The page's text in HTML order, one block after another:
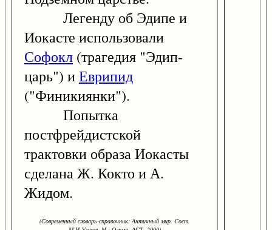
Легенду об Эдипе и
Иокасте использовали
Софокл (трагедия "Эдип-
царь") иЕврипид
("Финикиянки").
Попытка
постфрейдистской
трактовки образа Иокасты
сделана Ж. Кокто и А.
Жидом.
(Современный словарь-справочник: Античный мир. Cост.